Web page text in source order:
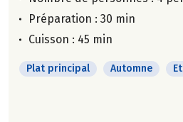
Préparation : 30 min
Cuisson : 45 min
Plat principal Automne